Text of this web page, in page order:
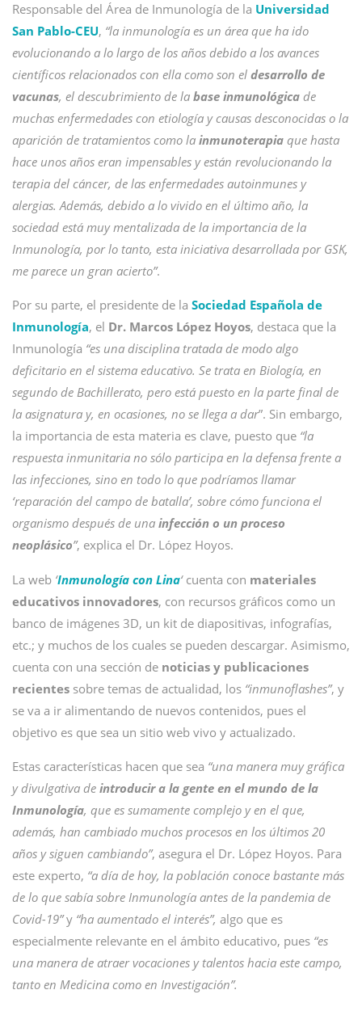
Responsable del Área de Inmunología de la Universidad
San Pablo-CEU, “la inmunología es un área que ha ido
evolucionando a lo largo de los años debido a los avances
científicos relacionados con ella como son el desarrollo de
vacunas, el descubrimiento de la base inmunológica de
muchas enfermedades con etiología y causas desconocidas o la
aparición de tratamientos como la inmunoterapia que hasta
hace unos años eran impensables y están revolucionando la
terapia del cáncer, de las enfermedades autoinmunes y
alergias. Además, debido a lo vivido en el último año, la
sociedad está muy mentalizada de la importancia de la
Inmunología, por lo tanto, esta iniciativa desarrollada por GSK,
me parece un gran acierto”.
Por su parte, el presidente de la Sociedad Española de
Inmunología, el Dr. Marcos López Hoyos, destaca que la
Inmunología “es una disciplina tratada de modo algo
deficitario en el sistema educativo. Se trata en Biología, en
segundo de Bachillerato, pero está puesto en la parte final de
la asignatura y, en ocasiones, no se llega a dar”. Sin embargo,
la importancia de esta materia es clave, puesto que “la
respuesta inmunitaria no sólo participa en la defensa frente a
las infecciones, sino en todo lo que podríamos llamar
‘reparación del campo de batalla’, sobre cómo funciona el
organismo después de una infección o un proceso
neoplásico”, explica el Dr. López Hoyos.
La web ‘Inmunología con Lina‘cuenta con materiales
educativos innovadores, con recursos gráficos como un
banco de imágenes 3D, un kit de diapositivas, infografías,
etc.; y muchos de los cuales se pueden descargar. Asimismo,
cuenta con una sección de noticias y publicaciones
recientes sobre temas de actualidad, los “inmunoflashes”, y
se va a ir alimentando de nuevos contenidos, pues el
objetivo es que sea un sitio web vivo y actualizado.
Estas características hacen que sea “una manera muy gráfica
y divulgativa de introducir a la gente en el mundo de la
Inmunología, que es sumamente complejo y en el que,
además, han cambiado muchos procesos en los últimos 20
años y siguen cambiando”, asegura el Dr. López Hoyos. Para
este experto, “a día de hoy, la población conoce bastante más
de lo que sabía sobre Inmunología antes de la pandemia de
Covid-19”y “ha aumentado el interés”, algo que es
especialmente relevante en el ámbito educativo, pues “es
una manera de atraer vocaciones y talentos hacia este campo,
tanto en Medicina como en Investigación”.